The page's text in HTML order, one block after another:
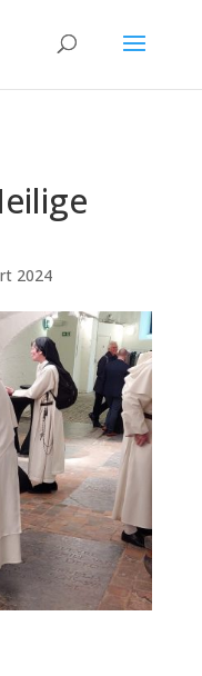
2024